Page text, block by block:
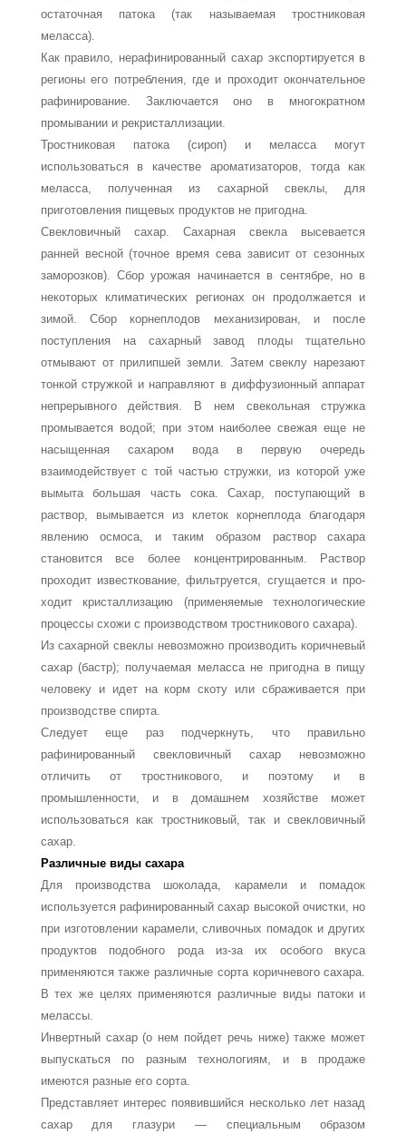
остаточная патока (так называемая тростни­ковая
меласса).
Как правило, нерафинированный сахар экспортируется в
регионы его потреб­ления, где и проходит окончательное
рафинирование. Заключается оно в много­кратном
промывании и рекристаллизации.
Тростниковая патока (сироп) и меласса могут
использоваться в качестве арома­тизаторов, тогда как
меласса, полученная из сахарной свеклы, для
приготовления пищевых продуктов не пригодна.
Свекловичный сахар. Сахарная свекла высевается
ранней весной (точное вре­мя сева зависит от сезонных
заморозков). Сбор урожая начинается в сентябре, но в
некоторых климатических регионах он продолжается и
зимой. Сбор корнеплодов механизирован, и после
поступления на сахарный завод плоды тщательно
отмыва­ют от прилипшей земли. Затем свеклу нарезают
тонкой стружкой и направляют в диффузионный аппарат
непрерывного действия. В нем свекольная стружка
промы­вается водой; при этом наиболее свежая еще не
насыщенная сахаром вода в первую очередь
взаимодействует с той частью стружки, из которой уже
вымыта большая часть сока. Сахар, поступающий в
раствор, вымывается из клеток корнеплода бла­годаря
явлению осмоса, и таким образом раствор сахара
становится все более кон­центрированным. Раствор
проходит известкование, фильтруется, сгущается и про­
ходит кристаллизацию (применяемые технологические
процессы схожи с произ­водством тростникового сахара).
Из сахарной свеклы невозможно производить коричневый
сахар (бастр); полу­чаемая меласса не пригодна в пищу
человеку и идет на корм скоту или сбраживает­ся при
производстве спирта.
Следует еще раз подчеркнуть, что правильно
рафинированный свекловичный сахар невозможно
отличить от тростникового, и поэтому и в
промышленности, и в домашнем хозяйстве может
использоваться как тростниковый, так и свекловичный
сахар.
Различные виды сахара
Для производства шоколада, карамели и помадок
используется рафинирован­ный сахар высокой очистки, но
при изготовлении карамели, сливочных помадок и других
продуктов подобного рода из-за их особого вкуса
применяются также раз­личные сорта коричневого сахара.
В тех же целях применяются различные виды па­токи и
мелассы.
Инвертный сахар (о нем пойдет речь ниже) также может
выпускаться по раз­ным технологиям, и в продаже
имеются разные его сорта.
Представляет интерес появившийся несколько лет назад
сахар для глазу­ри — специальным образом